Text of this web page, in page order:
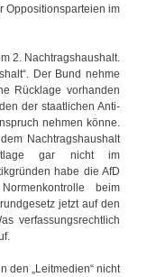
Oppositionsparteien im
2. Nachtragshaushalt.
Der Bund nehme
Rücklage vorhanden
der staatlichen Anti-
nehmen könne.
Nachtragshaushalt
gar nicht im
habe die AfD
beim
jetzt auf den
verfassungsrechtlich
den „Leitmedien“ nicht